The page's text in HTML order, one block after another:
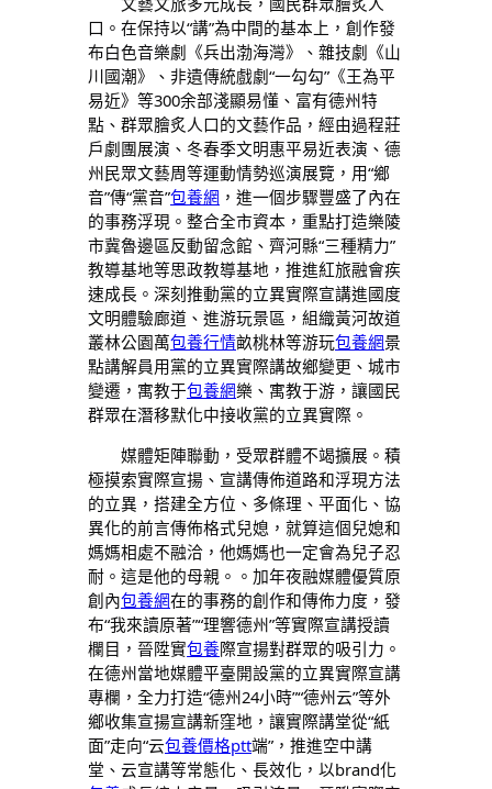
口。在保持以“講”為中間的基本上，創作發
布白色音樂劇《兵出渤海灣》、雜技劇《山
川國潮》、非遺傳統戲劇“一勾勾”《王為平
易近》等300余部淺顯易懂、富有德州特
點、群眾膾炙人口的文藝作品，經由過程莊
戶劇團展演、冬春季文明惠平易近表演、德
州民眾文藝周等運動情勢巡演展覽，用“鄉
音”傳“黨音”包養網 ，進一個步驟豐盛了內在
的事務浮現。整合全市資本，重點打造樂陵
市冀魯邊區反動留念館、齊河縣“三種精力”
教導基地等思政教導基地，推進紅旅融會疾
速成長。深刻推動黨的立異實際宣講進國度
文明體驗廊道、進游玩景區，組織黃河故道
叢林公園萬包養行情畝桃林等游玩包養網景
點講解員用黨的立異實際講故鄉變更、城市
變遷，寓教于包養網樂、寓教于游，讓國民
群眾在潛移默化中接收黨的立異實際。
媒體矩陣聯動，受眾群體不竭擴展。積
極摸索實際宣揚、宣講傳佈道路和浮現方法
的立異，搭建全方位、多條理、平面化、協
異化的前言傳佈格式兒媳，就算這個兒媳和
媽媽相處不融洽，他媽媽也一定會為兒子忍
耐。這是他的母親。。加年夜融媒體優質原
創內包養網在的事務的創作和傳佈力度，發
布“我來讀原著”“理響德州”等實際宣講授讀
欄目，晉陞實包養際宣揚對群眾的吸引力。
在德州當地媒體平臺開設黨的立異實際宣講
專欄，全力打造“德州24小時”“德州云”等外
鄉收集宣揚宣講新窪地，讓實際講堂從“紙
面”走向“云包養價格ptt端”，推進空中講
堂、云宣講等常態化、長效化，以brand化